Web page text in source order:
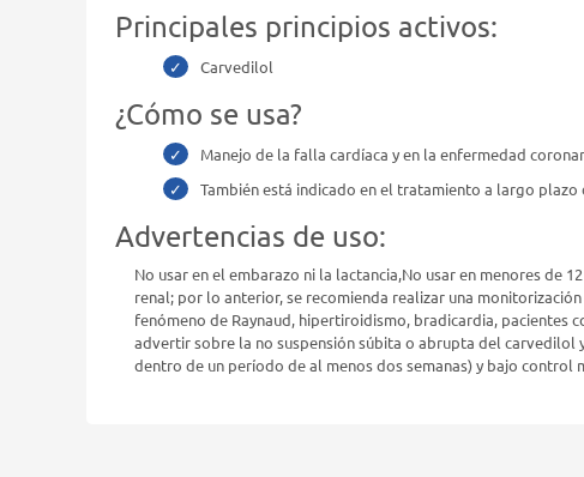
Principales principios activos:
Carvedilol
¿Cómo se usa?
Manejo de la falla cardíaca y en la enfermedad
También está indicado en el tratamiento a largo
Advertencias de uso:
No usar en el embarazo ni la lactancia,No usar en menores de
renal; por lo anterior, se recomienda realizar una
fenómeno de Raynaud, hipertiroidismo, bradicardia, pacientes
advertir sobre la no suspensión súbita o abrupta del carvedilol
dentro de un período de al menos dos semanas) y bajo control